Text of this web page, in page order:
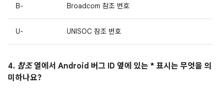
B- Broadcom 참조 번호
U- UNISOC 참조 번호
4. 참조열에서 Android 버그 ID 옆에 있는 * 표시는 무엇을 의
미하나요?